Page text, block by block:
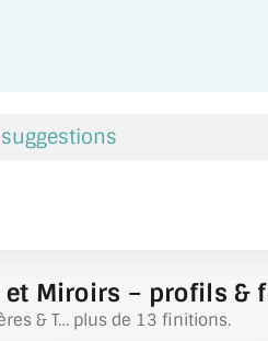
et Miroirs – profils &
& T… plus de 13 finitions.